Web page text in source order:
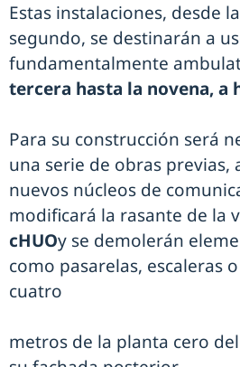
Estas instalaciones, desde
segundo, se destinarán a
fundamentalmente
tercera hasta la novena, a
Para su construcción será
una serie de obras previas,
nuevos núcleos de
modificará la rasante de la
cHUOy se demolerán
como pasarelas, escaleras
cuatro
metros de la planta cero